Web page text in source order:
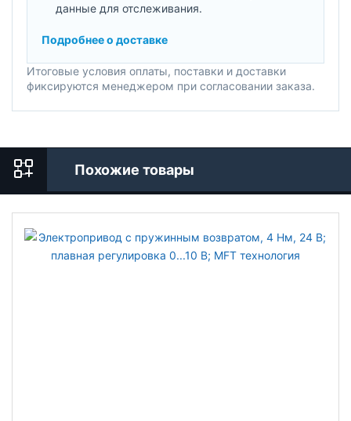
данные для отслеживания.
Подробнее о доставке
Итоговые условия оплаты, поставки и доставки
фиксируются менеджером при согласовании заказа.
Похожие товары